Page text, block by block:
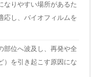
なりやすい場所があるた
応し、バイオフィルムを
部位へ波及し、再発や全
）を引き起こす原因にな